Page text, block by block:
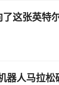
这张英特
器人马拉